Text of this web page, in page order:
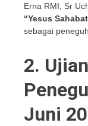
Erna RMI, Sr
“Yesus
sebagai
2.
Juni